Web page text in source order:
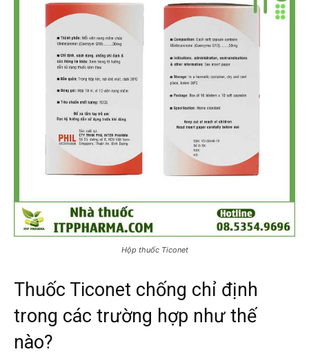
Hộp thuốc Ticonet
Thuốc Ticonet chống chỉ định
trong các trường hợp như thế
nào?